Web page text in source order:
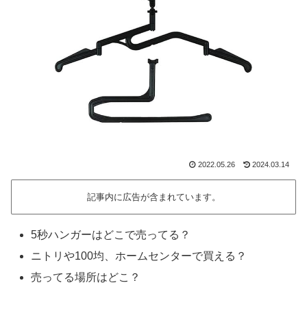
2022.05.26 2024.03.14
記事内に広告が含まれています。
5秒ハンガーはどこで売ってる？
ニトリや100均、ホームセンターで買える？
売ってる場所はどこ？